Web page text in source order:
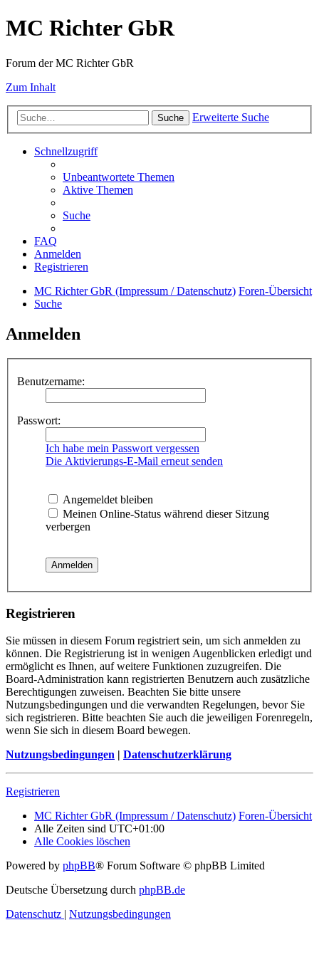
MC Richter GbR
Forum der MC Richter GbR
Zum Inhalt
Suche Erweiterte Suche
Schnellzugriff
Unbeantwortete Themen
Aktive Themen
Suche
FAQ
Anmelden
Registrieren
MC Richter GbR (Impressum / Datenschutz) Foren-Übersicht
Suche
Anmelden
Benutzername:
Passwort:
Ich habe mein Passwort vergessen
Die Aktivierungs-E-Mail erneut senden
Angemeldet bleiben
Meinen Online-Status während dieser Sitzung
verbergen
Registrieren
Sie müssen in diesem Forum registriert sein, um sich anmelden zu
können. Die Registrierung ist in wenigen Augenblicken erledigt und
ermöglicht es Ihnen, auf weitere Funktionen zuzugreifen. Die
Board-Administration kann registrierten Benutzern auch zusätzliche
Berechtigungen zuweisen. Beachten Sie bitte unsere
Nutzungsbedingungen und die verwandten Regelungen, bevor Sie
sich registrieren. Bitte beachten Sie auch die jeweiligen Forenregeln,
wenn Sie sich in diesem Board bewegen.
Nutzungsbedingungen | Datenschutzerklärung
Registrieren
MC Richter GbR (Impressum / Datenschutz) Foren-Übersicht
Alle Zeiten sind UTC+01:00
Alle Cookies löschen
Powered by phpBB® Forum Software © phpBB Limited
Deutsche Übersetzung durch phpBB.de
Datenschutz | Nutzungsbedingungen